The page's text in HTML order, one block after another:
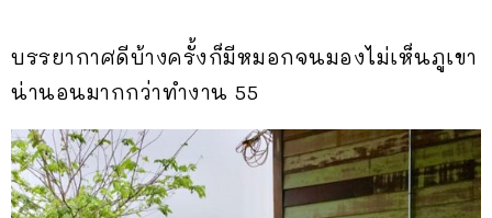
บรรยากาศดีบ้างครั้งก็มีหมอกจนมองไม่เห็นภูเขา
น่านอนมากกว่าทำงาน 55